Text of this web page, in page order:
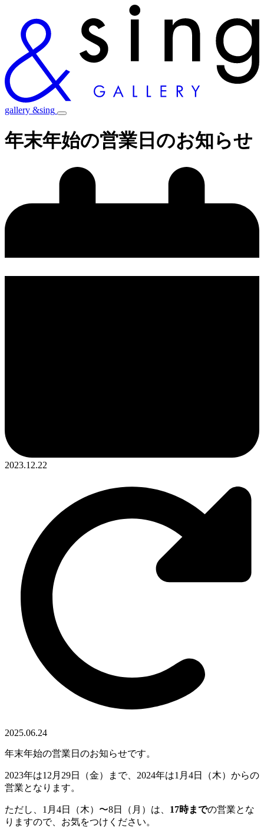
gallery &sing
年末年始の営業日のお知らせ
2023.12.22
2025.06.24
年末年始の営業日のお知らせです。
2023年は12月29日（金）まで、2024年は1月4日（木）からの
営業となります。
ただし、1月4日（木）〜8日（月）は、 17時までの営業とな
りますので、お気をつけください。